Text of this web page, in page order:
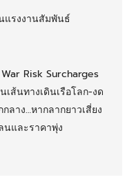
แรงงานสัมพันธ์
Risk Surcharges
ส้นทางเดินเรือโลก-งด
ลาง…หากลากยาวเสี่ยง
และราคาพุ่ง